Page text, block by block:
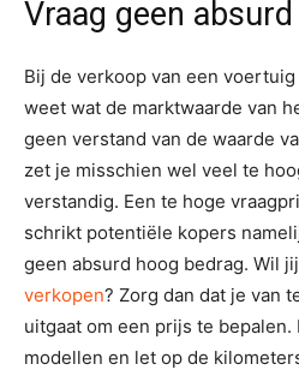
Vraag geen
Bij de verkoop van een
weet wat de marktwaarde van
geen verstand van de waarde
zet je misschien wel veel te
verstandig. Een te hoge
schrikt potentiële kopers
geen absurd hoog bedrag. Wil
verkopen? Zorg dan dat je van
uitgaat om een prijs te
modellen en let op de